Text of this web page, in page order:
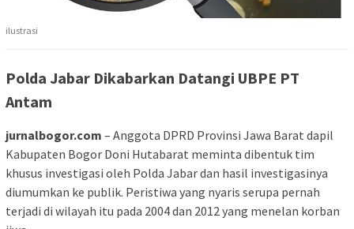
ilustrasi
Polda Jabar Dikabarkan Datangi UBPE PT
Antam
jurnalbogor.com – Anggota DPRD Provinsi Jawa Barat dapil
Kabupaten Bogor Doni Hutabarat meminta dibentuk tim
khusus investigasi oleh Polda Jabar dan hasil investigasinya
diumumkan ke publik. Peristiwa yang nyaris serupa pernah
terjadi di wilayah itu pada 2004 dan 2012 yang menelan korban